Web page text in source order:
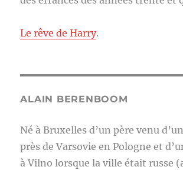
Le rêve de Harry.
ALAIN BERENBOOM
Né à Bruxelles d’un père venu
près de Varsovie en Pologne et
à Vilno lorsque la ville était russe